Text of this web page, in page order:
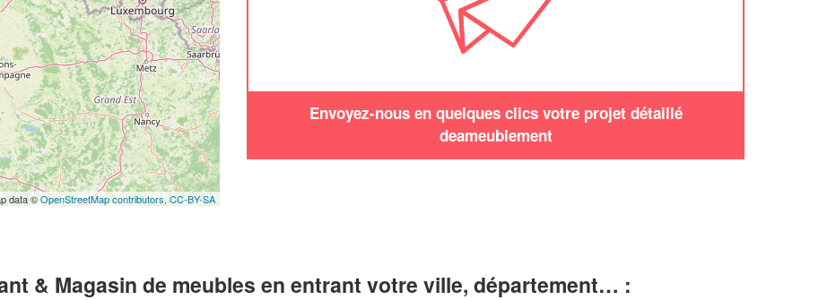
data ©OpenStreetMap contributors, CC-BY-SA
Envoyez-nous en quelques clics votre projet détaillé
deameublement
& Magasin de meubles en entrant votre ville, département… :